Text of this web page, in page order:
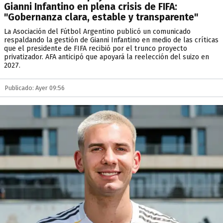
Gianni Infantino en plena crisis de FIFA:
"Gobernanza clara, estable y transparente"
La Asociación del Fútbol Argentino publicó un comunicado
respaldando la gestión de Gianni Infantino en medio de las críticas
que el presidente de FIFA recibió por el trunco proyecto
privatizador. AFA anticipó que apoyará la reelección del suizo en
2027.
Publicado: Ayer 09:56